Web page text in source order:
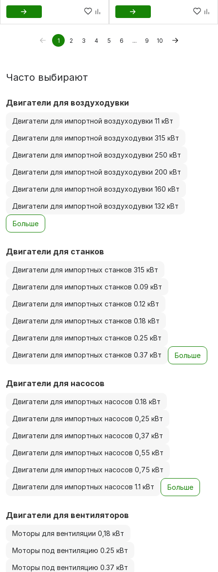
1 2 3 4 5 6 ... 9 10
Часто выбирают
Двигатели для воздуходувки
Двигатели для импортной воздуходувки 11 кВт
Двигатели для импортной воздуходувки 315 кВт
Двигатели для импортной воздуходувки 250 кВт
Двигатели для импортной воздуходувки 200 кВт
Двигатели для импортной воздуходувки 160 кВт
Двигатели для импортной воздуходувки 132 кВт
Больше
Двигатели для станков
Двигатели для импортных станков 315 кВт
Двигатели для импортных станков 0.09 кВт
Двигатели для импортных станков 0.12 кВт
Двигатели для импортных станков 0.18 кВт
Двигатели для импортных станков 0.25 кВт
Двигатели для импортных станков 0.37 кВт Больше
Двигатели для насосов
Двигатели для импортных насосов 0.18 кВт
Двигатели для импортных насосов 0,25 кВт
Двигатели для импортных насосов 0,37 кВт
Двигатели для импортных насосов 0,55 кВт
Двигатели для импортных насосов 0,75 кВт
Двигатели для импортных насосов 1.1 кВт Больше
Двигатели для вентиляторов
Моторы для вентиляции 0,18 кВт
Моторы под вентиляцию 0.25 кВт
Моторы под вентиляцию 0.37 кВт